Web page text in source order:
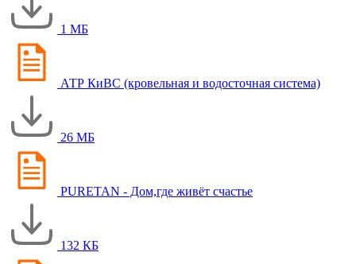
1 МБ
АТР КиВС (кровельная и водосточная система)
26 МБ
PURETAN - Дом,где живёт счастье
132 КБ